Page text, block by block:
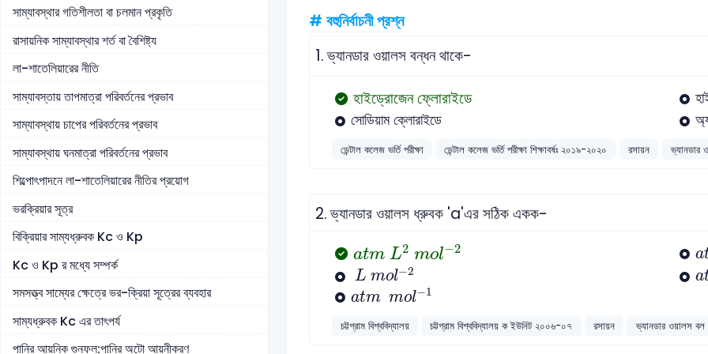
সাম্যাবস্থার গতিশীলতা বা চলমান প্রকৃতি
রাসায়নিক সাম্যাবস্থার শর্ত বা বৈশিষ্ট্য
লা-শাতেলিয়ারের নীতি
সাম্যাবস্তায় তাপমাত্রা পরিবর্তনের প্রভাব
সাম্যাবস্থায় চাপের পরিবর্তনের প্রভাব
সাম্যাবস্থায় ঘনমাত্রা পরিবর্তনের প্রভাব
শিল্পোৎপাদনে লা-শাতেলিয়ারের নীতির প্রয়োগ
ভরক্রিয়ার সূত্র
বিক্রিয়ার সাম্যধ্রুবক Kc ও Kp
Kc ও Kp র মধ্যে সম্পর্ক
সমসত্ত্ব সাম্যের ক্ষেত্রে ভর-ক্রিয়া সূত্রের ব্যবহার
সাম্যধ্রুবক Kc এর তাৎপর্য
পানির আয়নিক গুনফল:পানির অটো আয়নীকরণ
# বহুনির্বাচনী প্রশ্ন
1.ভ্যানডার ওয়ালস বন্ধন থাকে-
হাইড্রোজেন ফ্লোরাইডে
সোডিয়াম ক্লোরাইডে
ডেন্টাল কলেজ ভর্তি পরীক্ষা ডেন্টাল কলেজ ভর্তি পরীক্ষা শিক্ষাবর্ষঃ ২০১৯-২০২০ রসায়ন ভ্যানডার
2.ভ্যানডার ওয়ালস ধ্রুবক 'a'এর সঠিক একক-
atm L2 mol−2
at L2 ol- aat
L mol−2
Lmol-2 a
a
atm mol−1
at m mol-
চট্টগ্রাম বিশ্ববিদ্যালয় চট্টগ্রাম বিশ্ববিদ্যালয় ক ইউনিট ২০০৬-০৭ রসায়ন ভ্যানডার ওয়ালস